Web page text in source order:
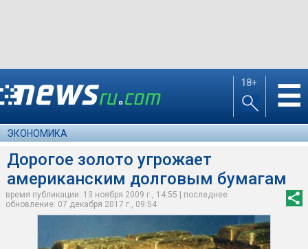
18+ ☰
ЭКОНОМИКА
Дорогое золото угрожает
американским долговым бумагам
время публикации: 13 ноября 2009 г., 14:55 | последнее
обновление: 07 декабря 2017 г., 09:54